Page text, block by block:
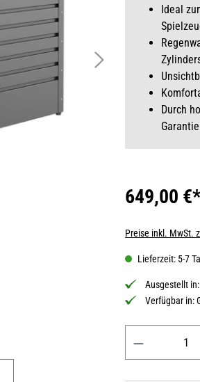
Ideal
Durch
649,00
Preise inkl. MwSt.
Lieferzeit: 5-7
Ausgestellt
Verfügbar in: